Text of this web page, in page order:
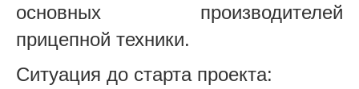
основных производителей
прицепной техники.
Ситуация до старта проекта: